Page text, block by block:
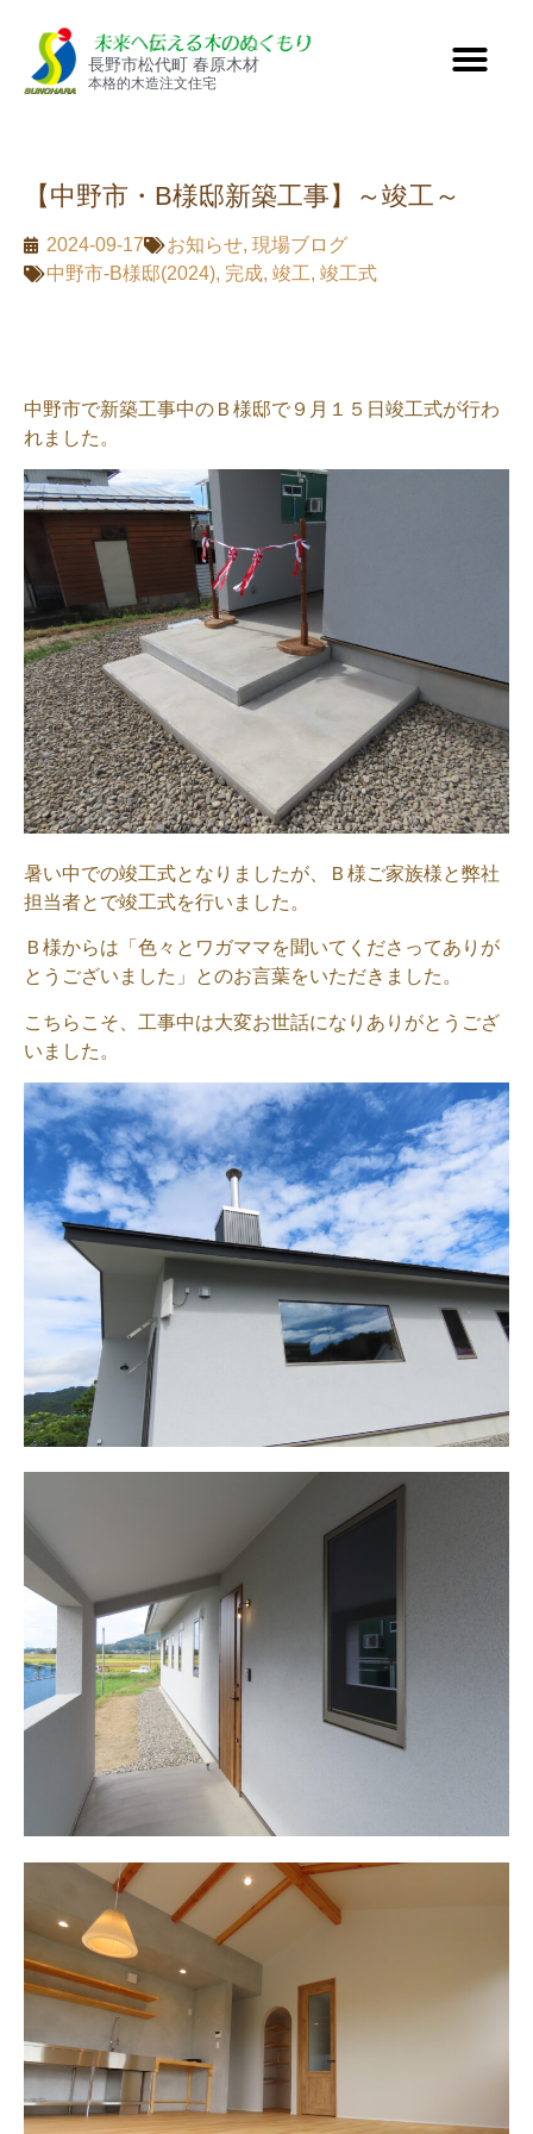
長野市松代町 春原木材
本格的木造注文住宅
【中野市・B様邸新築工事】～竣工～
2024-09-17 お知らせ, 現場ブログ
中野市-B様邸(2024), 完成, 竣工, 竣工式
中野市で新築工事中のＢ様邸で９月１５日竣工式が行わ
れました。
暑い中での竣工式となりましたが、Ｂ様ご家族様と弊社
担当者とで竣工式を行いました。
Ｂ様からは「色々とワガママを聞いてくださってありが
とうございました」とのお言葉をいただきました。
こちらこそ、工事中は大変お世話になりありがとうござ
いました。